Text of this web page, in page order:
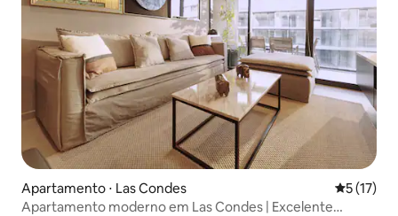
Apartamento ⋅ Las Condes 5 de uma
5 (17)
Apartamento moderno em Las Condes | Excelente